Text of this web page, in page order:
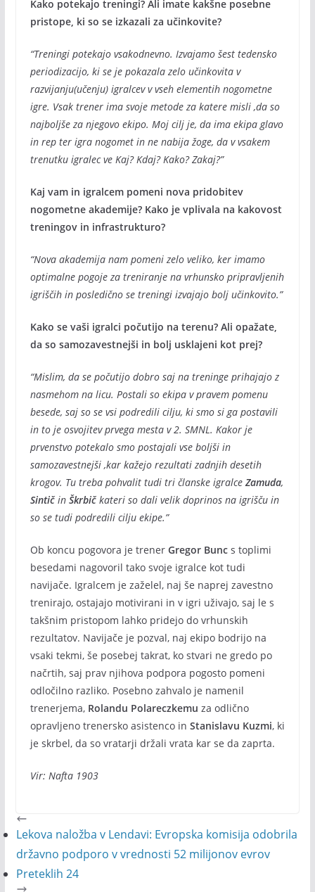
Kako potekajo treningi? Ali imate kakšne posebne
pristope, ki so se izkazali za učinkovite?
“Treningi potekajo vsakodnevno. Izvajamo šest tedensko
periodizacijo, ki se je pokazala zelo učinkovita v
razvijanju(učenju) igralcev v vseh elementih nogometne
igre. Vsak trener ima svoje metode za katere misli ,da so
najboljše za njegovo ekipo. Moj cilj je, da ima ekipa glavo
in rep ter igra nogomet in ne nabija žoge, da v vsakem
trenutku igralec ve Kaj? Kdaj? Kako? Zakaj?”
Kaj vam in igralcem pomeni nova pridobitev
nogometne akademije? Kako je vplivala na kakovost
treningov in infrastrukturo?
“Nova akademija nam pomeni zelo veliko, ker imamo
optimalne pogoje za treniranje na vrhunsko pripravljenih
igriščih in posledično se treningi izvajajo bolj učinkovito.”
Kako se vaši igralci počutijo na terenu? Ali opažate,
da so samozavestnejši in bolj usklajeni kot prej?
“Mislim, da se počutijo dobro saj na treninge prihajajo z
nasmehom na licu. Postali so ekipa v pravem pomenu
besede, saj so se vsi podredili cilju, ki smo si ga postavili
in to je osvojitev prvega mesta v 2. SMNL. Kakor je
prvenstvo potekalo smo postajali vse boljši in
samozavestnejši ,kar kažejo rezultati zadnjih desetih
krogov. Tu treba pohvalit tudi tri članske igralceZamuda,
Sintičin Škrbičkateri so dali velik doprinos na igrišču in
so se tudi podredili cilju ekipe.”
Ob koncu pogovora je trener Gregor Buncs toplimi
besedami nagovoril tako svoje igralce kot tudi
navijače. Igralcem je zaželel, naj še naprej zavestno
trenirajo, ostajajo motivirani in v igri uživajo, saj le s
takšnim pristopom lahko pridejo do vrhunskih
rezultatov. Navijače je pozval, naj ekipo bodrijo na
vsaki tekmi, še posebej takrat, ko stvari ne gredo po
načrtih, saj prav njihova podpora pogosto pomeni
odločilno razliko. Posebno zahvalo je namenil
trenerjema, Rolandu Polareczkemu za odlično
opravljeno trenersko asistenco in Stanislavu Kuzmi, ki
je skrbel, da so vratarji držali vrata kar se da zaprta.
Vir: Nafta 1903
Lekova naložba v Lendavi: Evropska komisija odobrila
državno podporo v vrednosti 52 milijonov evrov
Preteklih 24